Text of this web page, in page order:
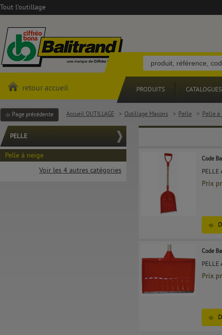
Tout l'outillage
retour accueil PRODUITS CATALOGUES
Page précédente Accueil OUTILLAGE > Outillage Maçons > Pelle > Pelle à
PELLE
Pelle à neige
Voir les 4 autres catégories
Code
PELLE
Prix
Code
PELLE
Prix